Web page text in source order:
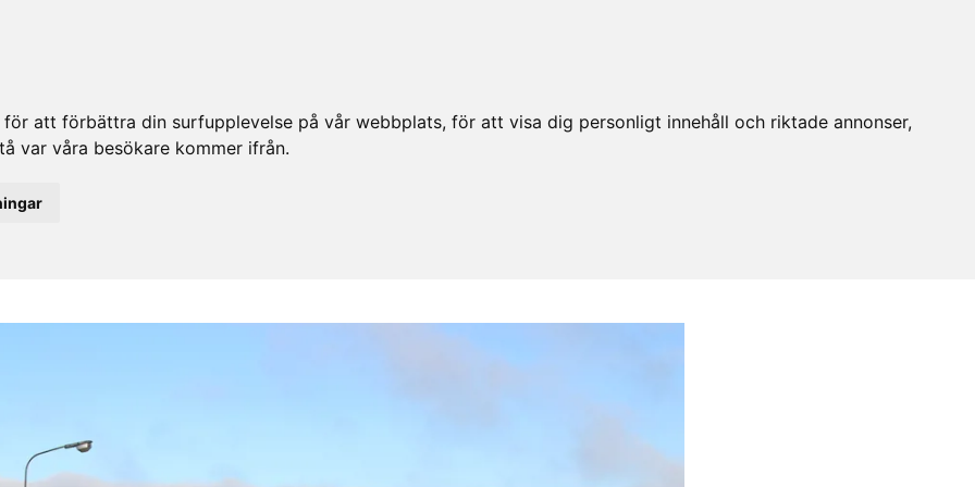
att förbättra din surfupplevelse på vår webbplats, för att visa dig personligt innehåll och riktade annonser,
var våra besökare kommer ifrån.